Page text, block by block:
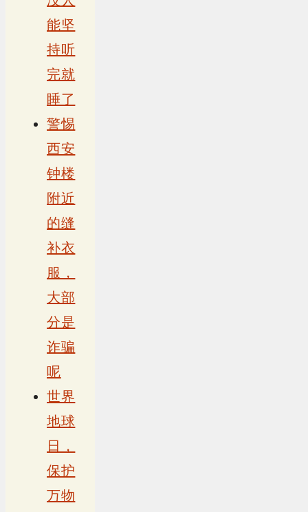
能坚
持听
完就
睡了
警惕
西安
钟楼
附近
的缝
补衣
服，
大部
分是
诈骗
呢
世界
地球
日，
保护
万物